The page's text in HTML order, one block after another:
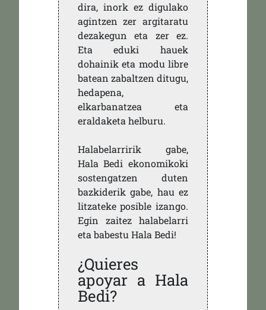
dira, inork ez digulako
agintzen zer argitaratu
dezakegun eta zer ez.
Eta eduki hauek
dohainik eta modu libre
batean zabaltzen ditugu,
hedapena,
elkarbanatzea eta
eraldaketa helburu.
Halabelarririk gabe,
Hala Bedi ekonomikoki
sostengatzen duten
bazkiderik gabe, hau ez
litzateke posible izango.
Egin zaitez halabelarri
eta babestu Hala Bedi!
¿Quieres
apoyar a Hala
Bedi?